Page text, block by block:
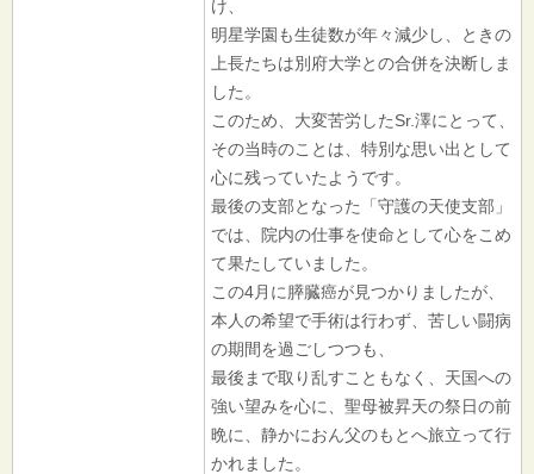
け、
明星学園も生徒数が年々減少し、ときの
上長たちは別府大学との合併を決断しま
した。
このため、大変苦労したSr.澤にとって、
その当時のことは、特別な思い出として
心に残っていたようです。
最後の支部となった「守護の天使支部」
では、院内の仕事を使命として心をこめ
て果たしていました。
この4月に膵臓癌が見つかりましたが、
本人の希望で手術は行わず、苦しい闘病
の期間を過ごしつつも、
最後まで取り乱すこともなく、天国への
強い望みを心に、聖母被昇天の祭日の前
晩に、静かにおん父のもとへ旅立って行
かれました。